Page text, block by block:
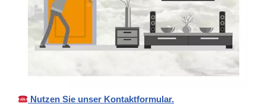
Nutzen Sie unser Kontaktformular.